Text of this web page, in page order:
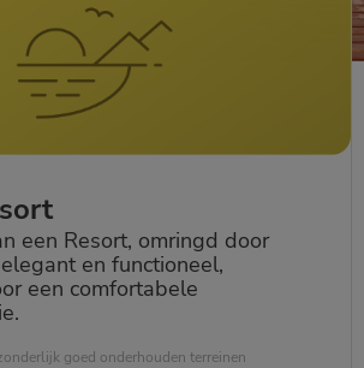
een Resort, omringd door
en functioneel,
een comfortabele
goed onderhouden terreinen